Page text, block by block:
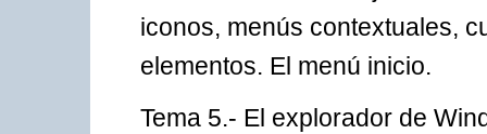
iconos, menús contextuales,
elementos. El menú inicio.
Tema 5.- El explorador de